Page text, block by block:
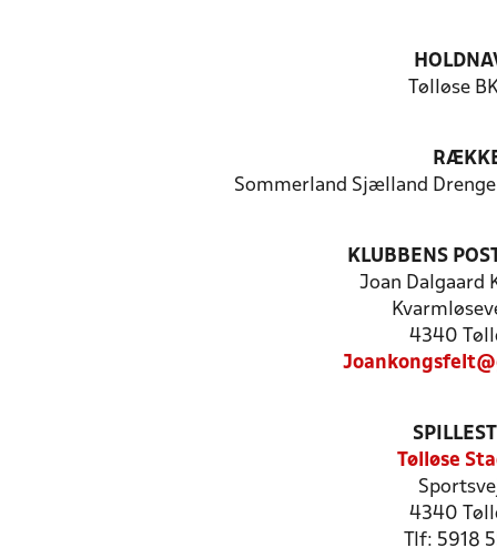
Tølløse
Sommerland Sjælland Drenge
KLUBBENS
Joan Dalgaard
4340
Tølløse
4340
Tlf: 5918